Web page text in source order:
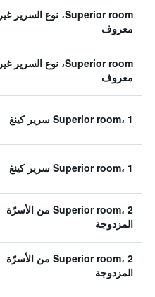
Superior room، نوع السرير غير
معروف
Superior room، نوع السرير غير
معروف
Superior room، 1 سرير كينغ
Superior room، 1 سرير كينغ
Superior room، 2 من الأسرّة
المزدوجة
Superior room، 2 من الأسرّة
المزدوجة